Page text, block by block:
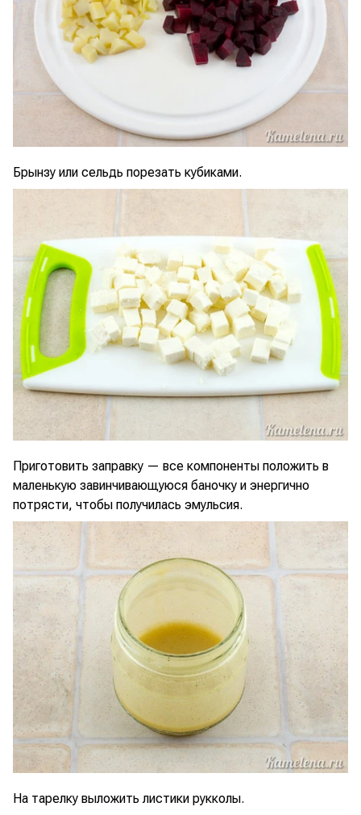
Брынзу или сельдь порезать кубиками.
Приготовить заправку — все компоненты положить в
маленькую завинчивающуюся баночку и энергично
потрясти, чтобы получилась эмульсия.
На тарелку выложить листики рукколы.